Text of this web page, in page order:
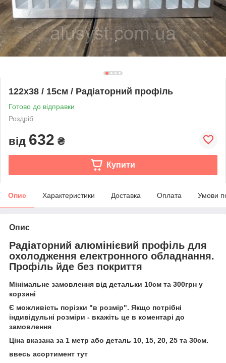
122х38 / 15см / Радіаторний профіль
Готово до відправки
Роздріб
від 632 ₴
Купити
Опис Характеристики Доставка Оплата Умови
Опис
Радіаторний алюмінієвий профіль для
охолодження електронного обладнання.
Профіль йде без покриття
Мінімальне замовлення від детальки 10см та 300грн у
корзині
Є можливість порізки "в розмір". Якщо потрібні
індивідульні розміри - вкажіть це в коментарі до
замовлення
Ціна вказана за 1 метр або деталь 10, 15, 20, 25 та 30см.
ввесь асортимент тут